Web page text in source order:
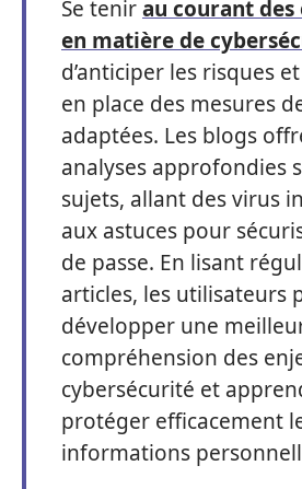
Se tenirau courant
en matière de
d’anticiper les risques
en place des mesures
adaptées. Les blogs
analyses approfondies
sujets, allant des virus
aux astuces pour
de passe. En lisant
articles, les utilisateurs
développer une
compréhension des
cybersécurité et
protéger efficacement
informations